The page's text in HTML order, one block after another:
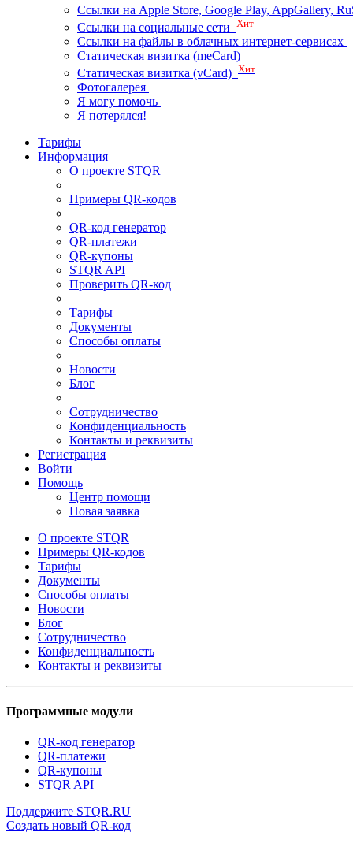
Ссылки на Apple Store, Google Play, AppGallery,
Ссылки на социальные сети Хит
Ссылки на файлы в облачных интернет-сервисах
Статическая визитка (meCard)
Статическая визитка (vCard) Хит
Фотогалерея
Я могу помочь
Я потерялся!
Тарифы
Информация
О проекте STQR
Примеры QR-кодов
QR-код генератор
QR-платежи
QR-купоны
STQR API
Проверить QR-код
Тарифы
Документы
Способы оплаты
Новости
Блог
Сотрудничество
Конфиденциальность
Контакты и реквизиты
Регистрация
Войти
Помощь
Центр помощи
Новая заявка
О проекте STQR
Примеры QR-кодов
Тарифы
Документы
Способы оплаты
Новости
Блог
Сотрудничество
Конфиденциальность
Контакты и реквизиты
Программные модули
QR-код генератор
QR-платежи
QR-купоны
STQR API
Поддержите STQR.RU
Создать новый QR-код